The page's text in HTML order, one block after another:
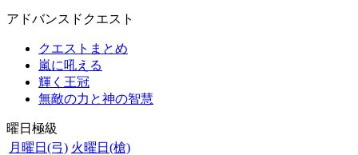
アドバンスドクエスト
クエストまとめ
嵐に吼える
輝く王冠
無敵の力と神の智慧
曜日極級
月曜日(弓) 火曜日(槍)